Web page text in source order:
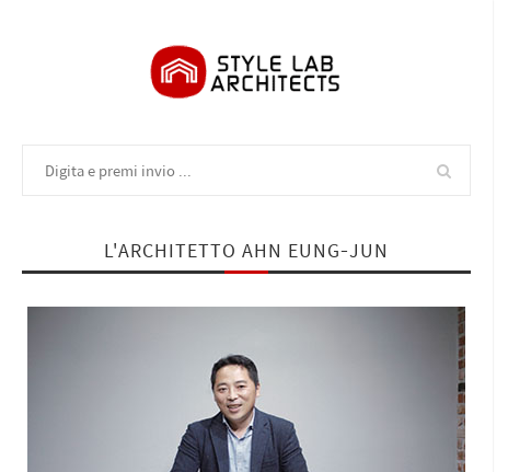
L'ARCHITETTO AHN EUNG-JUN